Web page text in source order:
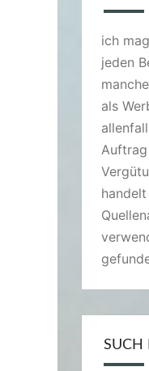
ich
jeden
als
SUCH